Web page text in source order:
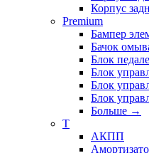
Корпус
Premium
Бампер
Бачок
Блок
Блок
Блок
Блок
Больше →
T
АКПП